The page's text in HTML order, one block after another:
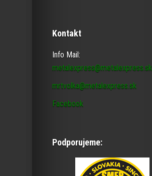
Kontakt
Info Mail:
metalexpress@metalexpress.sk
mrtvolka@metalexpress.sk
Facebook
Podporujeme: